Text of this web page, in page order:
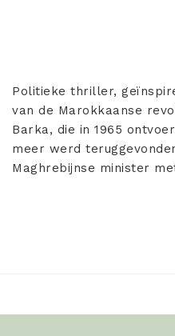
Politieke thriller,
van de Marokkaanse
Barka, die in 1965
meer werd
Maghrebijnse minister